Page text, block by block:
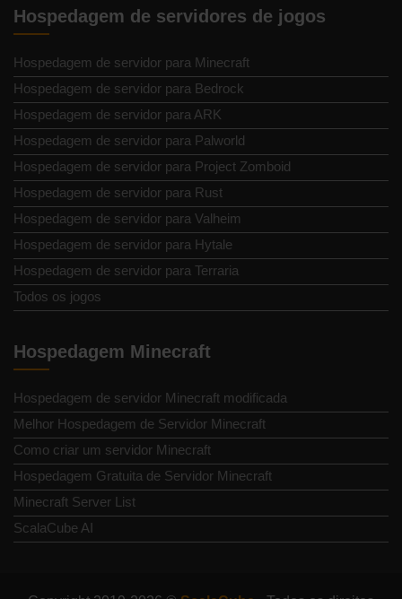
Hospedagem de servidores de jogos
Hospedagem de servidor para Minecraft
Hospedagem de servidor para Bedrock
Hospedagem de servidor para ARK
Hospedagem de servidor para Palworld
Hospedagem de servidor para Project Zomboid
Hospedagem de servidor para Rust
Hospedagem de servidor para Valheim
Hospedagem de servidor para Hytale
Hospedagem de servidor para Terraria
Todos os jogos
Hospedagem Minecraft
Hospedagem de servidor Minecraft modificada
Melhor Hospedagem de Servidor Minecraft
Como criar um servidor Minecraft
Hospedagem Gratuita de Servidor Minecraft
Minecraft Server List
ScalaCube AI